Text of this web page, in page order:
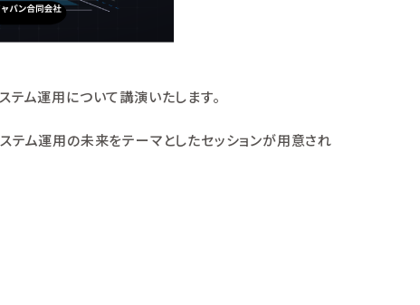
ム運用について講演いたします。
テム運用の未来をテーマとしたセッションが用意され